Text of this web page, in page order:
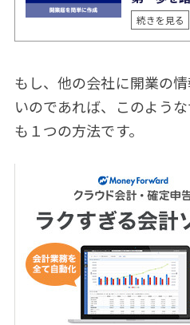
続きを見る
もし、他の会社に開業の
いのであれば、このよう
も１つの方法です。